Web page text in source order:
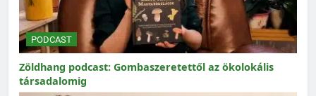
PODCAST
Zöldhang podcast: Gombaszeretettől az ökolokális
társadalomig